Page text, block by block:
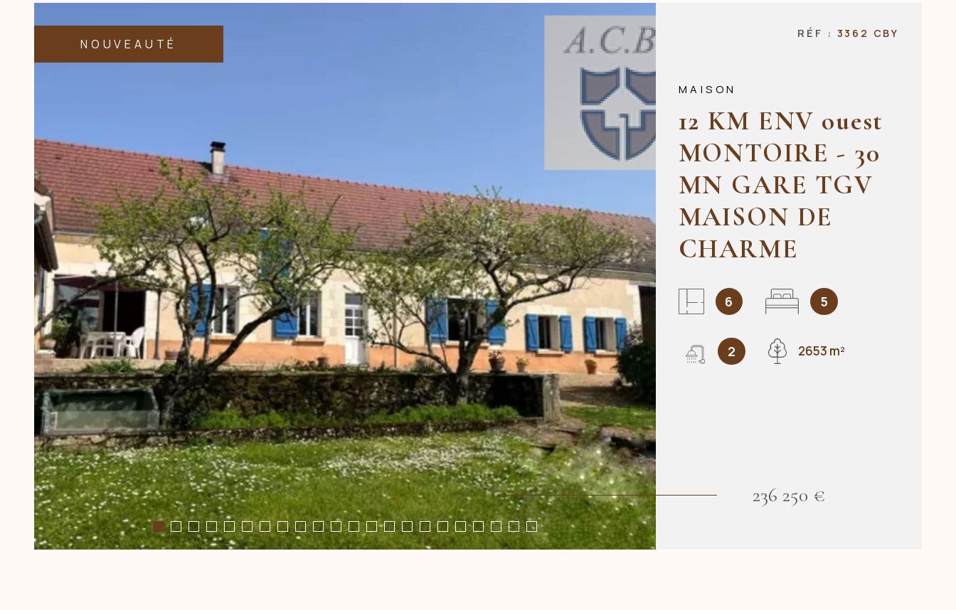
NOUVEAUTÉ
RÉF : 3362 CBY
MAISON
12 KM ENV ouest
MONTOIRE - 30
MN GARE TGV
MAISON DE
CHARME
6 5
2 2653 m²
236 250 €